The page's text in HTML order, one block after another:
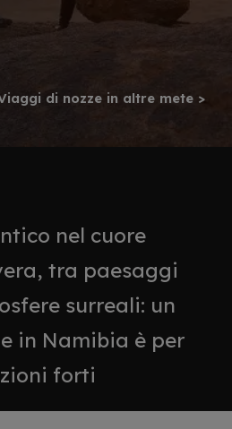
di nozze in altre mete >
nel cuore
tra paesaggi
surreali: un
in Namibia è per
forti